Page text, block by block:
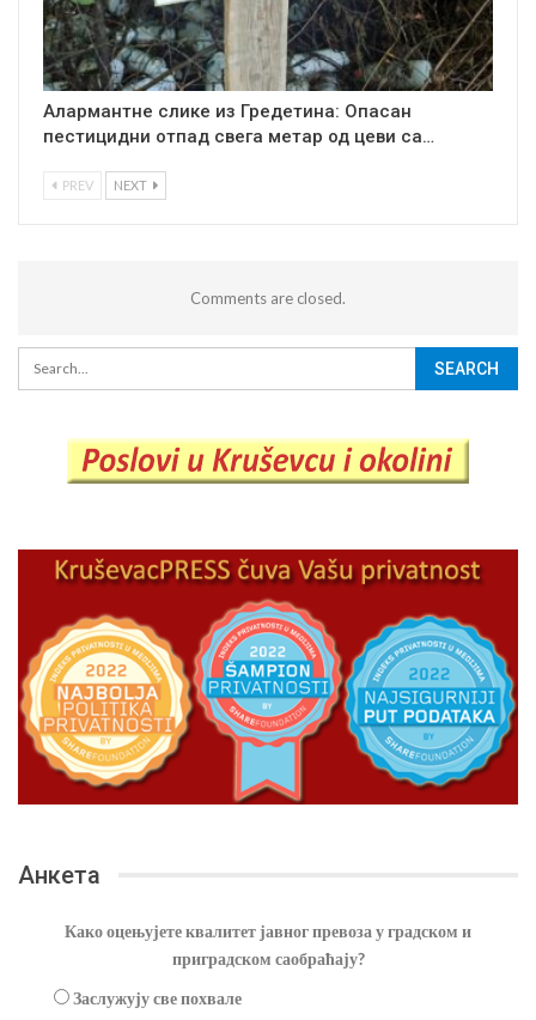
Алармантне слике из Гредетина: Опасан
пестицидни отпад свега метар од цеви са…
PREV NEXT
Comments are closed.
Анкета
Како оцењујете квалитет јавног превоза у градском и
приградском саобраћају?
Заслужују све похвале